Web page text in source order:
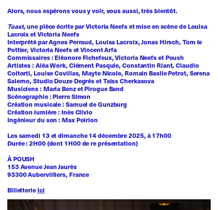
Alors, nous espérons vous y voir, vous aussi, très bientôt.
Toast, une pièce écrite par Victoria Neefs et mise en scène de Louisa
Lacroix et Victoria Neefs
Interprété par Agnes Perraud, Louisa Lacroix, Jonas Hirsch, Tom le
Pottier, Victoria Neefs et Vincent Arfa
Commissaires : Eléonore Fichefeux, Victoria Neefs et Poush
Artistes : Aléa Work, Clément Pasquie, Constantin Riant, Claudio
Coltorti, Louise Covillas, Mayte Nicole, Romain Basile Petrot, Serena
Salerno, Studio Douze Degrés et Taiss Cherkasova
Musiciens : Maria Benz et Pirogue Band
Scénographie : Pierre Simon
Création musicale : Samuel de Gunzburg
Création lumière : Inès Clivio
Ingénieur du son : Max Poirion
Les samedi 13 et dimanche 14 décembre 2025, à 17h00
Durée : 2H00 (dont 1H00 de re présentation)
À POUSH
153 Avenue Jean Jaurès
93300 Aubervilliers, France
Billetterieici